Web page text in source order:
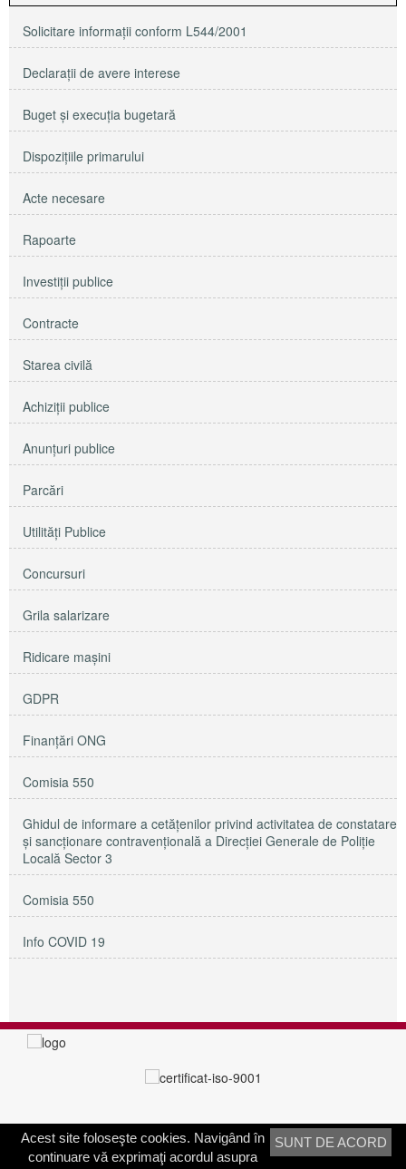
Solicitare informaţii conform L544/2001
Declaraţii de avere interese
Buget şi execuţia bugetară
Dispoziţiile primarului
Acte necesare
Rapoarte
Investiţii publice
Contracte
Starea civilă
Achiziţii publice
Anunţuri publice
Parcări
Utilităţi Publice
Concursuri
Grila salarizare
Ridicare maşini
GDPR
Finanțări ONG
Comisia 550
Ghidul de informare a cetățenilor privind activitatea de constatare
și sancționare contravențională a Direcției Generale de Poliție
Locală Sector 3
Comisia 550
Info COVID 19
PRIMĂRIA SECTORULUI 3
SUNT DE ACORD
Acest site foloseşte cookies. Navigând în
continuare vă exprimaţi acordul asupra